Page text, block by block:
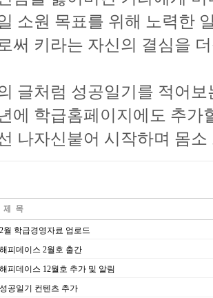
소원 목표를 위해 노력한
써 키라는 자신의 결심을
글처럼 성공일기를 적어
에 학급홈페이지에도 추가
나자신붙어 시작하며 몸소
2월 학급경영자료 업로드
해피데이스 2월호 출간
해피데이스 12월호 추가 및 알림
성공일기 컨텐츠 추가